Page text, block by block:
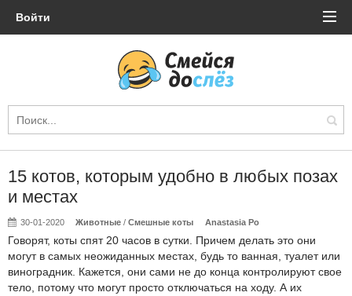
Войти
15 котов, которым удобно в любых позах
и местах
30-01-2020 Животные /Смешные коты Anastasia Po
Говорят, коты спят 20 часов в сутки. Причем делать это они
могут в самых неожиданных местах, будь то ванная, туалет или
виноградник. Кажется, они сами не до конца контролируют свое
тело, потому что могут просто отключаться на ходу. А их